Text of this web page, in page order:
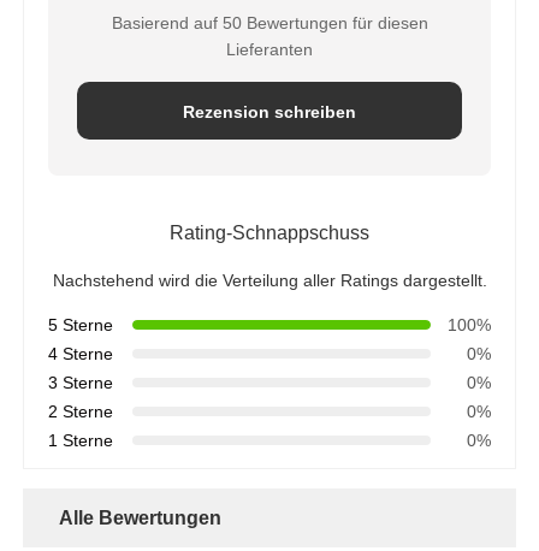
Basierend auf 50 Bewertungen für diesen
Lieferanten
Rezension schreiben
Rating-Schnappschuss
Nachstehend wird die Verteilung aller Ratings dargestellt.
5 Sterne
100%
4 Sterne
0%
3 Sterne
0%
2 Sterne
0%
1 Sterne
0%
Alle Bewertungen